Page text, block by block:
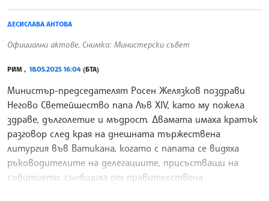
ДЕСИСЛАВА АНТОВА
Официални актове, Снимка: Министерски съвет
РИМ , 18.05.2025 16:04 (БТА)
Министър-председателят Росен Желязков поздрави
Негово Светейшество папа Лъв XIV, като му пожела
здраве, дълголетие и мъдрост. Двамата имаха кратък
разговор след края на днешната тържествена
литургия във Ватикана, когато с папата се видяха
ръководителите на делегациите, присъстващи на
събитието, съобщиха от правителствена